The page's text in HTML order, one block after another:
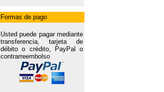
Formas de pago
Usted puede pagar mediante
transferencia, tarjeta de
débito o crédito, PayPal o
contrarreembolso